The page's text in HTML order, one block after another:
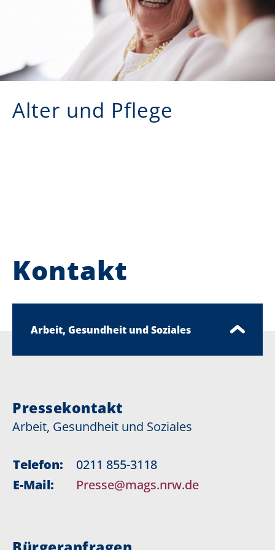
Alter und Pflege
Kontakt
Arbeit, Gesundheit und Soziales
Pressekontakt
Arbeit, Gesundheit und Soziales
Telefon:
0211 855-3118
E-Mail:
Presse@mags.nrw.de